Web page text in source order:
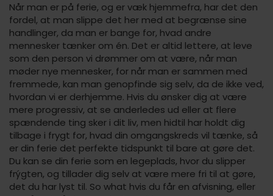
Når man er på ferie, og er væk hjemmefra, har det den
fordel, at man slippe det her med at begrænse sine
handlinger, da man er bange for, hvad andre
mennesker tænker om én. Det er altid lettere, at leve
som den person vi drømmer om at være, når man
møder nye mennesker, for når man er sammen med
fremmede, kan man genopfinde sig selv, da de ikke ved,
hvordan vi er derhjemme. Hvis du ønsker dig at være
mere progressiv, at se anderledes ud eller at flere
spændende ting sker i dit liv, men hidtil har holdt dig
tilbage i frygt for, hvad din omgangskreds vil tænke, så
er din ferie det perfekte tidspunkt til bare at gøre det.
Du kan se din ferie som en legeplads, hvor du slipper
frýgten, og tillader dig selv at være mere fri til at gøre,
det du har lyst til. So what hvis du får en afvisning, eller